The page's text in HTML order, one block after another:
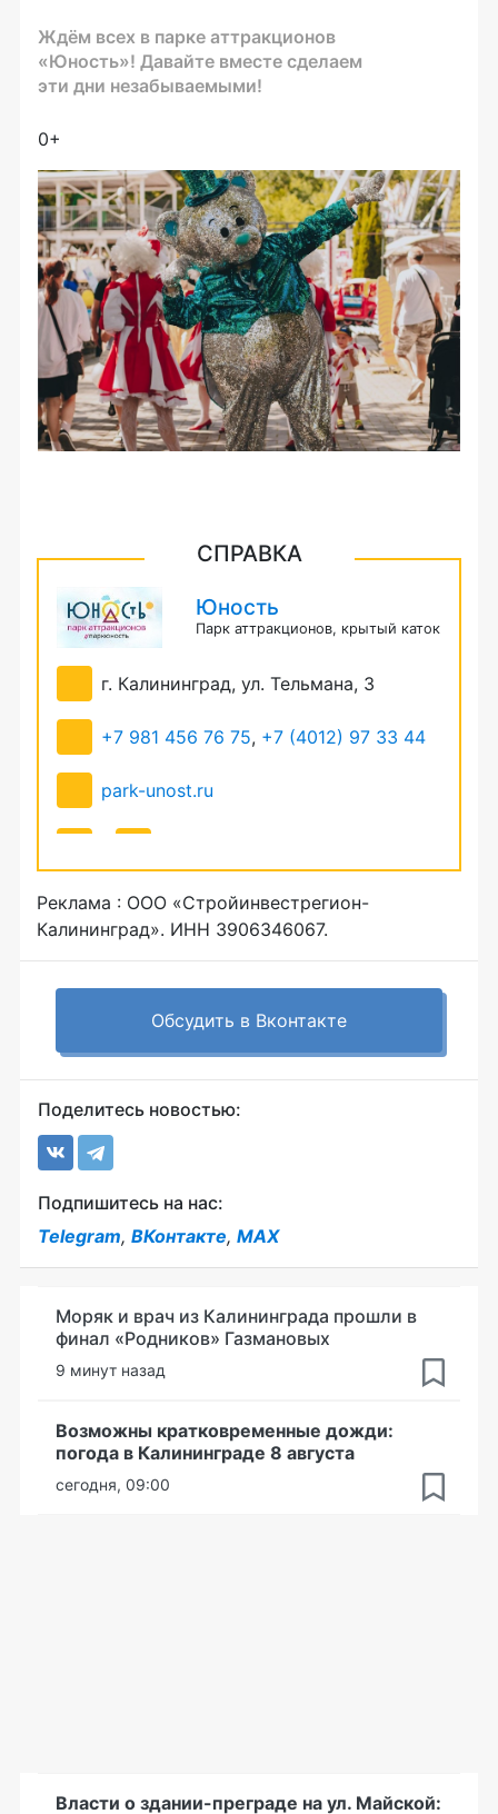
Ждём всех в парке аттракционов
«Юность»! Давайте вместе сделаем
эти дни незабываемыми!
0+
СПРАВКА
Юность
Парк аттракционов, крытый каток
г. Калининград, ул. Тельмана, 3
+7 981 456 76 75, +7 (4012) 97 33 44
park-unost.ru
Реклама : ООО «Стройинвестрегион-
Калининград». ИНН 3906346067.
Обсудить в Вконтакте
Поделитесь новостью:
Подпишитесь на нас:
Telegram, ВКонтакте, MAX
Моряк и врач из Калининграда прошли в
финал «Родников» Газмановых
9 минут назад
Возможны кратковременные дожди:
погода в Калининграде 8 августа
сегодня, 09:00
Власти о здании-преграде на ул. Майской: